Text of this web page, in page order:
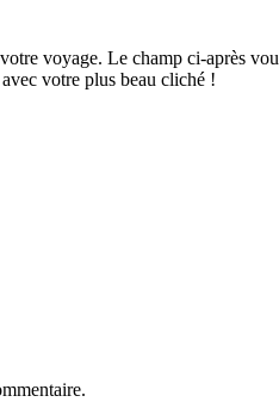
voyage. Le champ ci-après
votre plus beau cliché !